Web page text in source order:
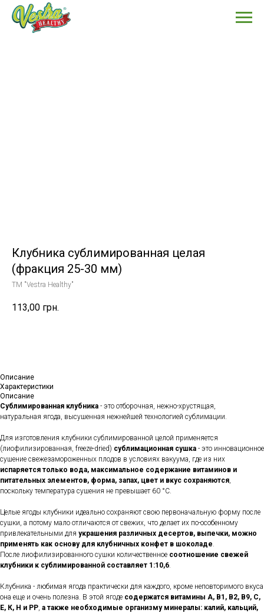
Клубника сублимированная целая
(фракция 25-30 мм)
TM "Vestra Healthy"
113,00 грн.
Описание
Характеристики
Описание
Сублимированная клубника - это отборочная, нежно-хрустящая,
натуральная ягода, высушенная нежнейшей технологией сублимации.
Для изготовления клубники сублимированной целой применяется
(лиофилизированная, freeze-dried) сублимационная сушка - это инновационное
сушение свежезамороженных плодов в условиях вакуума, где из них
испаряется только вода, максимальное содержание витаминов и
питательных элементов, форма, запах, цвет и вкус сохраняются,
поскольку температура сушения не превышает 60 °С.
Целые ягоды клубники идеально сохраняют свою первоначальную форму после
сушки, а потому мало отличаются от свежих, что делает их по-особенному
привлекательными для украшения различных десертов, выпечки, можно
применять как основу для клубничных конфет в шоколаде.
После лиофилизированного сушки количественное соотношение свежей
клубники к сублимированной составляет 1:10,6.
Клубника - любимая ягода практически для каждого, кроме неповторимого вкуса
она еще и очень полезна. В этой ягоде содержатся витамины А, В1, В2, В9, С,
Е, К, Н и РР, а также необходимые организму минералы: калий, кальций,